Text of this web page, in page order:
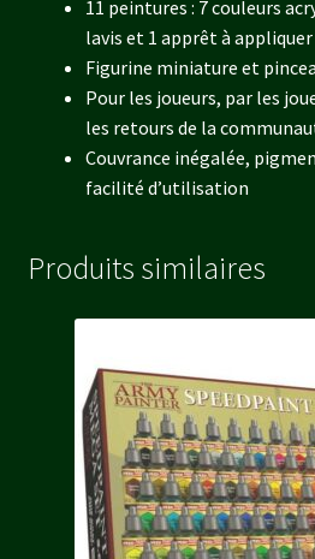
11 peintures : 7 couleurs
lavis et 1 apprêt à appliquer
Figurine miniature et
Pour les joueurs, par les
les retours de la
Couvrance inégalée,
facilité d’utilisation
Produits similaires